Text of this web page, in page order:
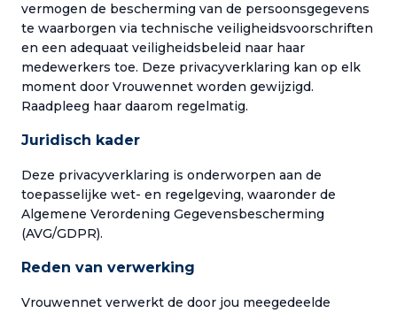
vermogen de bescherming van de persoonsgegevens
te waarborgen via technische veiligheidsvoorschriften
en een adequaat veiligheidsbeleid naar haar
medewerkers toe. Deze privacyverklaring kan op elk
moment door Vrouwennet worden gewijzigd.
Raadpleeg haar daarom regelmatig.
Juridisch kader
Deze privacyverklaring is onderworpen aan de
toepasselijke wet- en regelgeving, waaronder de
Algemene Verordening Gegevensbescherming
(AVG/GDPR).
Reden van verwerking
Vrouwennet verwerkt de door jou meegedeelde